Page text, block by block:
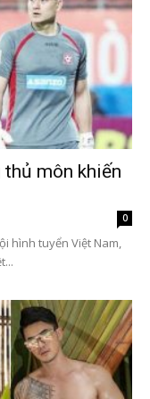
thủ môn khiến
0
hình tuyển Việt Nam,